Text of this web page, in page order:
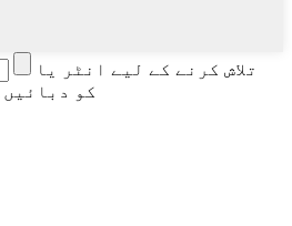
تلاش کرنے کے لیے انٹر یا
بند کرنے کے لیے ESC کو دبائیں۔